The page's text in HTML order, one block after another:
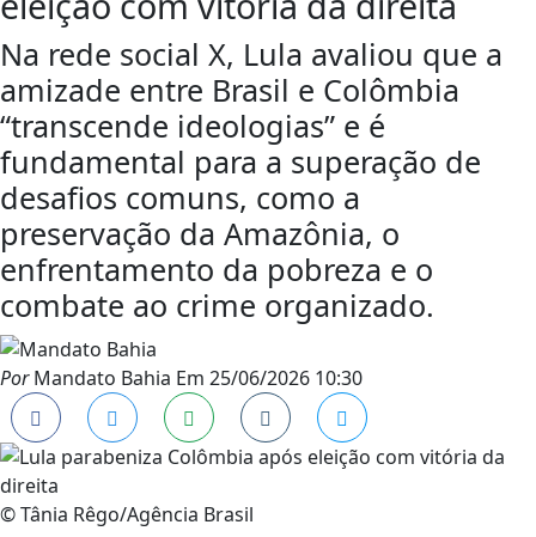
Na rede social X, Lula avaliou que a
amizade entre Brasil e Colômbia
“transcende ideologias” e é
fundamental para a superação de
desafios comuns, como a
preservação da Amazônia, o
enfrentamento da pobreza e o
combate ao crime organizado.
PorMandato Bahia Em 25/06/2026 10:30
© Tânia Rêgo/Agência Brasil